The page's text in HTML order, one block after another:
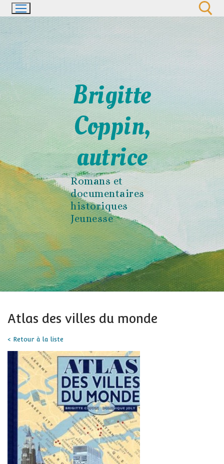
Aller
au
Brigitte
Coppin,
autrice
Romans et
documentaires
historiques
Jeunesse
Atlas des villes du monde
< Retour à la liste